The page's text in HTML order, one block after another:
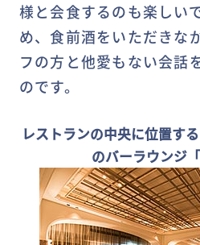
様と会食するのも楽しい
め、食前酒をいただきな
フの方と他愛もない会話
のです。
レストランの中央に位置す
のバーラウンジ